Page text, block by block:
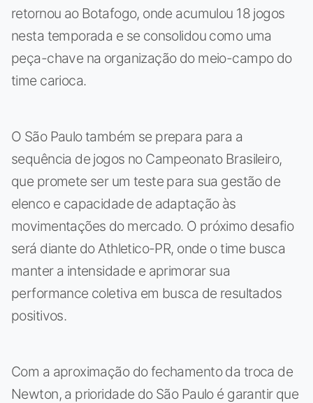
retornou ao Botafogo, onde acumulou 18 jogos
nesta temporada e se consolidou como uma
peça-chave na organização do meio-campo do
time carioca.
O São Paulo também se prepara para a
sequência de jogos no Campeonato Brasileiro,
que promete ser um teste para sua gestão de
elenco e capacidade de adaptação às
movimentações do mercado. O próximo desafio
será diante do Athletico-PR, onde o time busca
manter a intensidade e aprimorar sua
performance coletiva em busca de resultados
positivos.
Com a aproximação do fechamento da troca de
Newton, a prioridade do São Paulo é garantir que